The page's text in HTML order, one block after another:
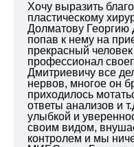
Хочу выразить
пластическому
Долматову Георгию
попав к нему на
прекрасный
профессионал
Дмитриевичу все
нервов, многое он
приходилось
ответы анализов и
улыбкой и
своим видом,
контролем и мы